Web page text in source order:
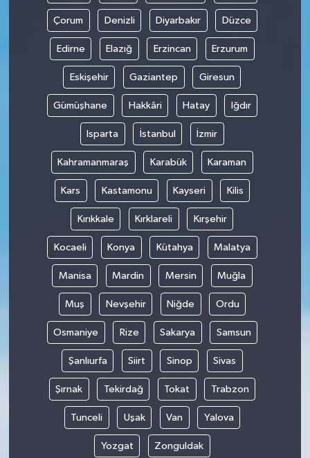
Çorum Denizli Diyarbakır Düzce
Edirne Elazığ Erzincan Erzurum
Eskişehir Gaziantep Giresun
Gümüşhane Hakkâri Hatay Iğdır
Isparta İstanbul İzmir
Kahramanmaraş Karabük Karaman
Kars Kastamonu Kayseri Kilis
Kırıkkale Kırklareli Kırşehir
Kocaeli Konya Kütahya Malatya
Manisa Mardin Mersin Muğla
Muş Nevşehir Niğde Ordu
Osmaniye Rize Sakarya Samsun
Şanlıurfa Siirt Sinop Sivas
Şırnak Tekirdağ Tokat Trabzon
Tunceli Uşak Van Yalova
Yozgat Zonguldak